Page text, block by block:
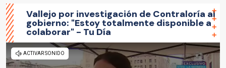
Vallejo por investigación de Contraloría al
gobierno: "Estoy totalmente disponible a
colaborar" - Tu Día